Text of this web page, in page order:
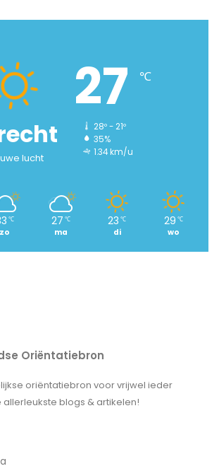
lucht
27 ℃
28º - 21º
35%
1.34 km/u
℃
zo
27 ℃
ma
23 ℃
di
29 ℃
wo
Oriëntatiebron
oriëntatiebron voor vrijwel ieder
blogs & artikelen!